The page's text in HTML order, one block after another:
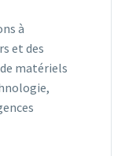
à
et des
matériels